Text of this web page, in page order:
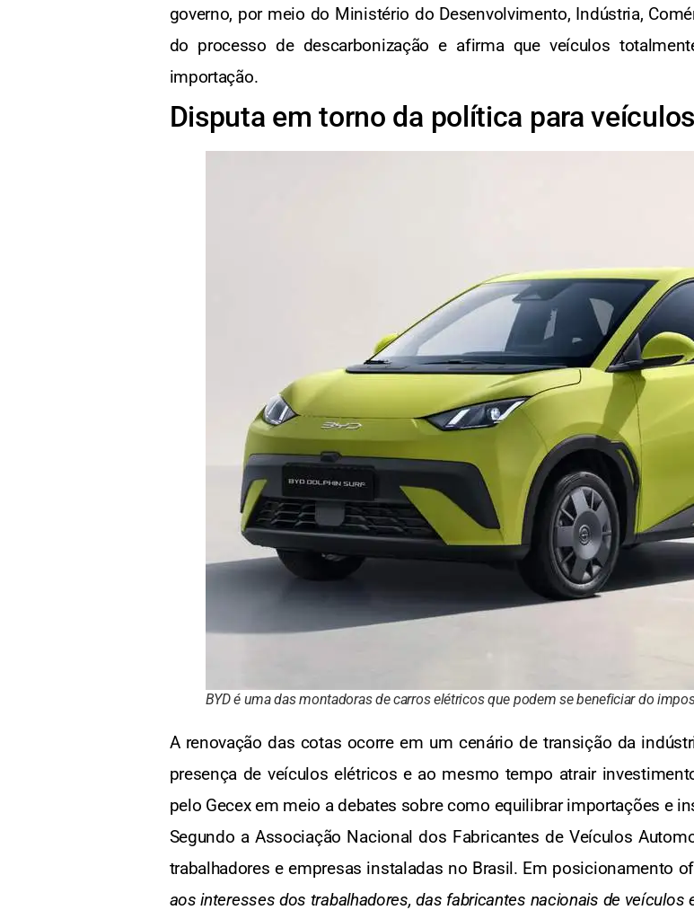
governo, por meio do Ministério do Desenvolvimento, Indústria,
do processo de descarbonização e afirma que veículos
importação.
Disputa em torno da política para
BYD é uma das montadoras de carros elétricos que podem se beneficiar do
A renovação das cotas ocorre em um cenário de transição da
presença de veículos elétricos e ao mesmo tempo atrair
pelo Gecex em meio a debates sobre como equilibrar importações e
Segundo a Associação Nacional dos Fabricantes de Veículos
trabalhadores e empresas instaladas no Brasil. Em posicionamento
aos interesses dos trabalhadores, das fabricantes nacionais de veículos